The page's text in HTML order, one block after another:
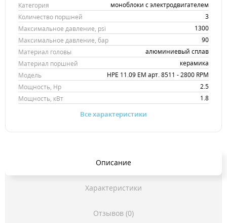
Категория
моноблоки с электродвигателем
Количество поршней
3
Максимальное давление, psi
1300
Максимальное давление, бар
90
Материал головы
алюминиевый сплав
Материал поршней
керамика
Модель
HPE 11.09 EM арт. 8511 - 2800 RPM
Мощность, Hp
2.5
Мощность, кВт
1.8
Все характеристики
Описание
Характеристики
Отзывов (0)